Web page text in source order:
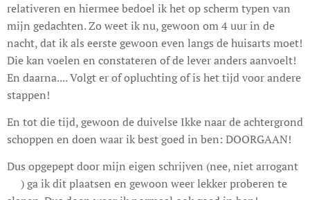
relativeren en hiermee bedoel ik het op scherm typen van
mijn gedachten. Zo weet ik nu, gewoon om 4 uur in de
nacht, dat ik als eerste gewoon even langs de huisarts moet!
Die kan voelen en constateren of de lever anders aanvoelt!
En daarna.... Volgt er of opluchting of is het tijd voor andere
stappen!
En tot die tijd, gewoon de duivelse Ikke naar de achtergrond
schoppen en doen waar ik best goed in ben: DOORGAAN!
Dus opgepept door mijn eigen schrijven (nee, niet arrogant
🤣) ga ik dit plaatsen en gewoon weer lekker proberen te